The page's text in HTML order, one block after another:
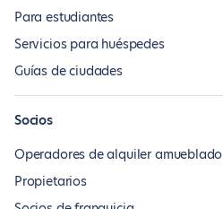
Para estudiantes
Servicios para huéspedes
Guías de ciudades
Socios
Operadores de alquiler amueblado
Propietarios